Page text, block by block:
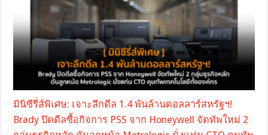
มินิซีรี่ส์พิเศษ: เจาะลึกดีล 1.4 พันล้านดอลลาร์สหรัฐฯ!
Brady ปิดดีลซื้อกิจการ PSS จาก Honeywell จัดทัพใหม่ 2